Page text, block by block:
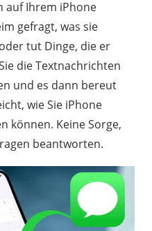
auf Ihrem iPhone
gefragt, was sie
tut Dinge, die er
die Textnachrichten
und es dann bereut
wie Sie iPhone
können. Keine Sorge,
beantworten.